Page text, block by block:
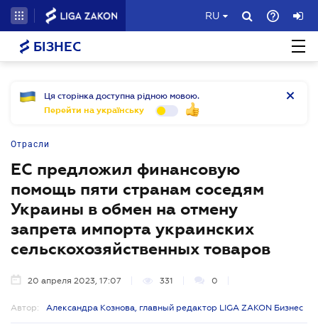
RU
БІЗНЕС
Ця сторінка доступна рідною мовою.
Перейти на українську
Отрасли
ЕС предложил финансовую
помощь пяти странам соседям
Украины в обмен на отмену
запрета импорта украинских
сельскохозяйственных товаров
20 апреля 2023, 17:07 331 0
Автор: Александра Кознова, главный редактор LIGA ZAKON Бизнес